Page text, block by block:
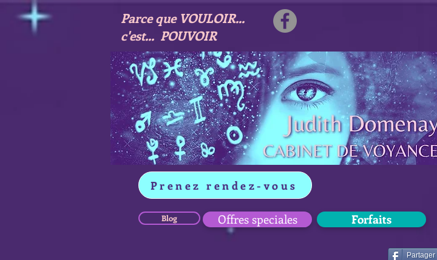
Parce que VOULOIR...
c'est... POUVOIR
Prenez rendez-vous
Blog Offres speciales Forfaits
Partager